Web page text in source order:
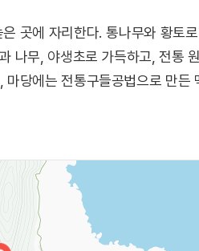
곳에 자리한다. 통나무와 황토
나무, 야생초로 가득하고, 전통
당에는 전통구들공법으로 만든